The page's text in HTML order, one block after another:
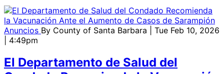
Anuncios By County of Santa Barbara
| Tue Feb 10, 2026
| 4:49pm
El Departamento de Salud del